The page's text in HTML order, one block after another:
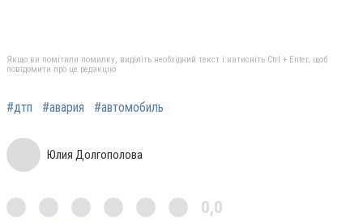
Якщо ви помітили помилку, виділіть необхідний текст і натисніть Ctrl + Enter, щоб
повідомити про це редакцію
#дтп #авария #автомобиль
Юлия Долгополова
0,0